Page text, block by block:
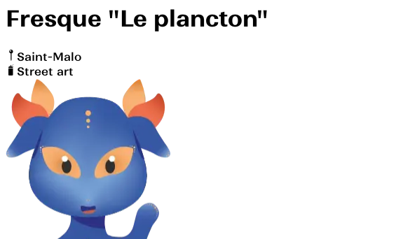
Fresque "Le plancton"
Saint-Malo
Street art